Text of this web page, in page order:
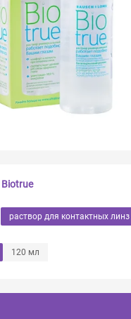
Biotrue
раствор для контактных линз
120 мл